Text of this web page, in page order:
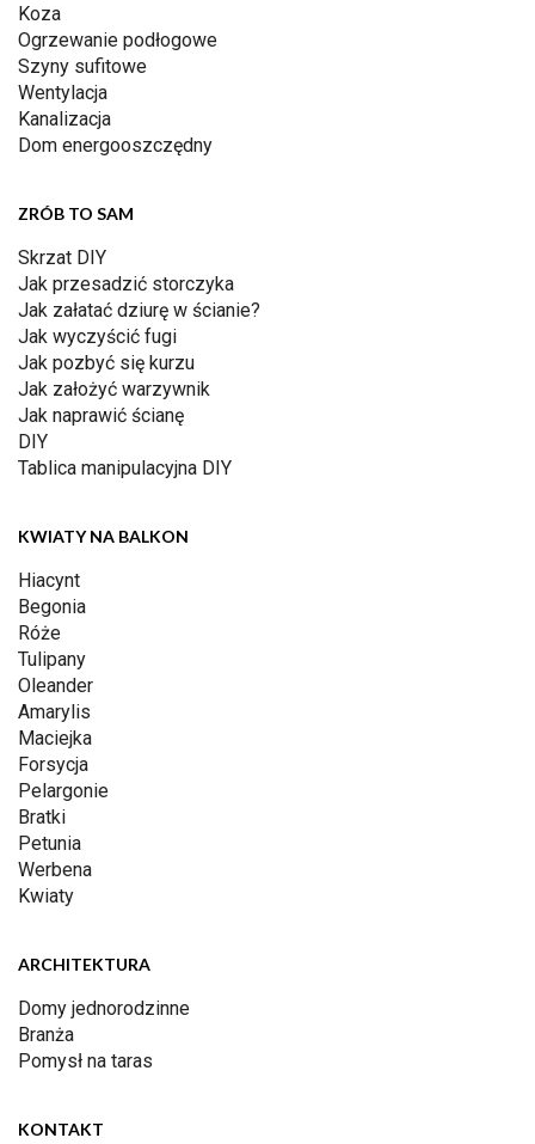
Koza
Ogrzewanie podłogowe
Szyny sufitowe
Wentylacja
Kanalizacja
Dom energooszczędny
ZRÓB TO SAM
Skrzat DIY
Jak przesadzić storczyka
Jak załatać dziurę w ścianie?
Jak wyczyścić fugi
Jak pozbyć się kurzu
Jak założyć warzywnik
Jak naprawić ścianę
DIY
Tablica manipulacyjna DIY
KWIATY NA BALKON
Hiacynt
Begonia
Róże
Tulipany
Oleander
Amarylis
Maciejka
Forsycja
Pelargonie
Bratki
Petunia
Werbena
Kwiaty
ARCHITEKTURA
Domy jednorodzinne
Branża
Pomysł na taras
KONTAKT